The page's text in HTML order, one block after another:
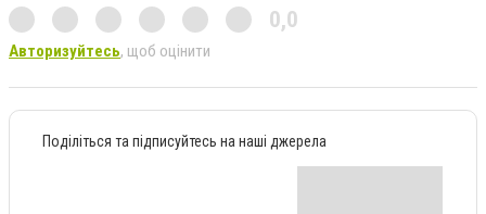
0,0
Авторизуйтесь, щоб оцінити
Поділіться та підписуйтесь на наші джерела